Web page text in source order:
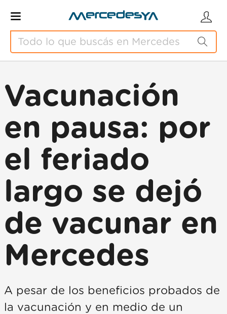
Vacunación
en pausa: por
el feriado
largo se dejó
de vacunar en
Mercedes
A pesar de los beneficios probados de
la vacunación y en medio de un